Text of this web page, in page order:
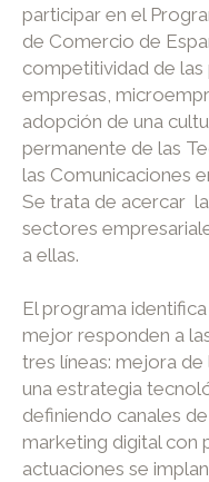
participar en el
de Comercio de
competitividad de las
empresas,
adopción de una
permanente de las
las Comunicaciones
Se trata de acercar
sectores
a ellas.
El programa
mejor responden a
tres líneas: mejora
una estrategia
definiendo canales
marketing digital con
actuaciones se